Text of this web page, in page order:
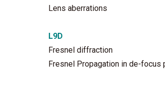
Lens aberrations
L9D
Fresnel diffraction
Fresnel Propagation in de-focus